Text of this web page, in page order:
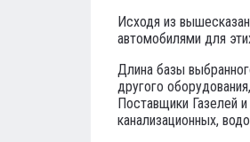
Исходя из
автомобилями для
Длина базы
другого
Поставщики Газелей
канализационных,